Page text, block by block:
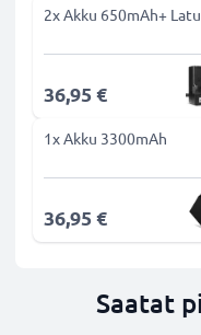
2x Akku 650mAh+
36,95 €
1x Akku 3300mAh
36,95 €
Saatat